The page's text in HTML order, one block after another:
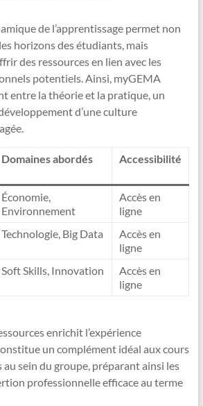
de l’apprentissage permet non
horizons des étudiants, mais
des ressources en lien avec les
potentiels. Ainsi, myGEMA
entre la théorie et la pratique, un
d’une culture
Domaines abordés Accessibilité
Économie,
Environnement
Accès en
ligne
Technologie, Big Data
Accès en
ligne
Soft Skills, Innovation
Accès en
ligne
enrichit l’expérience
un complément idéal aux cours
sein du groupe, préparant ainsi les
professionnelle efficace au terme